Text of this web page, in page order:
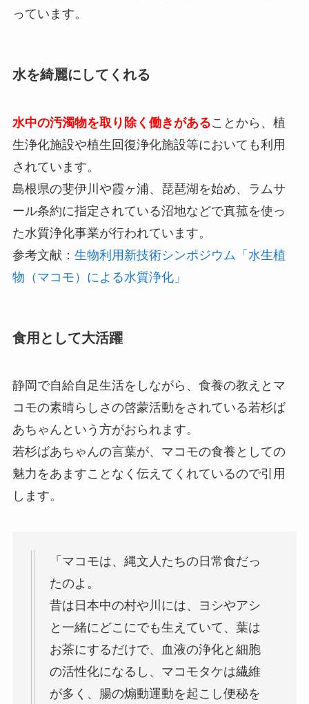
っています。
水を綺麗にしてくれる
水中の汚濁物を取り除く働きがあることから、植
生浄化施設や植生回復浄化施設等においても利用
されています。
島根県の斐伊川や霞ヶ浦、琵琶湖を始め、ラムサ
ール条約に指定されている沼地などで真菰を使っ
た水質浄化事業が行われています。
参考文献： 生物利用新技術シンポジウム「水生植
物（マコモ）による水質浄化」
食用として大活躍
静岡で自給自足生活をしながら、食養の教えとマ
コモの素晴らしさの啓蒙活動をされている若杉ば
あちゃんという方がおられます。
若杉ばあちゃんの言葉が、マコモの食養としての
魅力をあますことなく伝えてくれているので引用
します。
「マコモは、縄文人たちの日常食だっ
たのよ。
昔は日本中の村や川には、ヨシやアシ
と一緒にどこにでも生えていて、葉は
お茶にするだけで、血液の浄化と細胞
の活性化になるし、マコモタケは繊維
が多く、腸の煽動運動を起こし便秘を